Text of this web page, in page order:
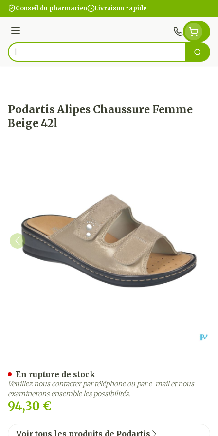
Aller au contenu
Conseil du pharmacien Livraison rapide
Menu
Rechercher
Podartis Alipes Chaussure Femme
Beige 42l
94,30 €
En rupture de stock
Veuillez nous contacter par téléphone ou par e-mail et nous
examinerons ensemble les possibilités.
Voir tous les produits de Podartis